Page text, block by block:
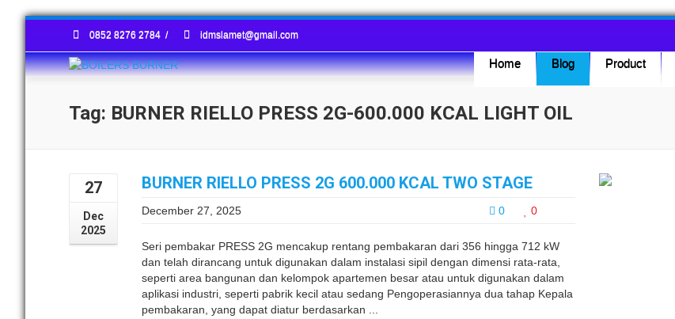
0852 8276 2784 / idmslamet@gmail.com
Home Blog Product
Tag: BURNER RIELLO PRESS 2G-600.000 KCAL LIGHT OIL
27
Dec
2025
BURNER RIELLO PRESS 2G 600.000 KCAL TWO STAGE
0 0
December 27, 2025
Seri pembakar PRESS 2G mencakup rentang pembakaran dari 356 hingga 712 kW
dan telah dirancang untuk digunakan dalam instalasi sipil dengan dimensi rata-rata,
seperti area bangunan dan kelompok apartemen besar atau untuk digunakan dalam
aplikasi industri, seperti pabrik kecil atau sedang Pengoperasiannya dua tahap Kepala
pembakaran, yang dapat diatur berdasarkan ...